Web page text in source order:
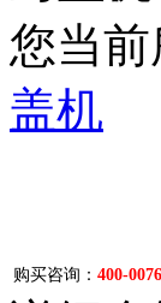
您当前
盖机
购买咨询： 400-